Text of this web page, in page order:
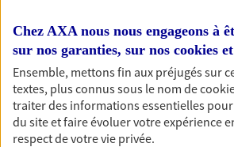
2 résultats correspondent à votre
recherche
Liste
Chez AXA nous nous engageons à
sur nos garanties, sur nos cookies
Ensemble, mettons fin aux préjugés sur
textes, plus connus sous le nom de
traiter des informations essentielles
du site et faire évoluer votre expérience
respect de votre vie privée.